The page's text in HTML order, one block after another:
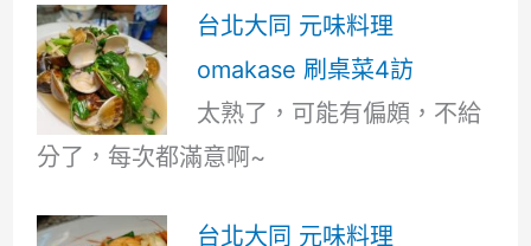
台北大同 元味料理
omakase 刷桌菜4訪
太熟了，可能有偏頗，不給
分了，每次都滿意啊~
台北大同 元味料理